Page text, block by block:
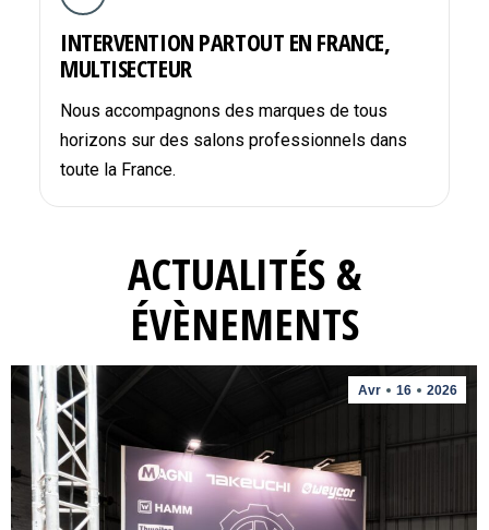
INTERVENTION PARTOUT EN FRANCE,
MULTISECTEUR
Nous accompagnons des marques de tous
horizons sur des salons professionnels dans
toute la France.
ACTUALITÉS &
ÉVÈNEMENTS
Avr 16 2026